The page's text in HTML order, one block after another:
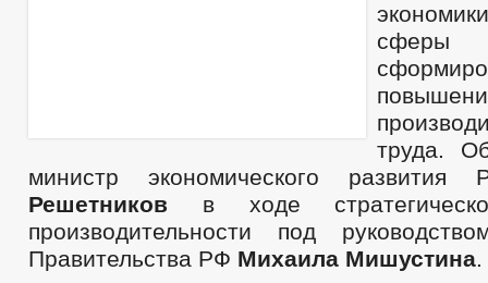
сферы
труда.
министр экономического
Решетников в ходе
производительности под
Правительства РФ Михаила Мишустина.